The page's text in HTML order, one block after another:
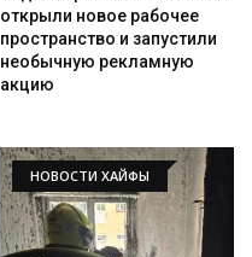
открыли новое рабочее
пространство и запустили
необычную рекламную
акцию
НОВОСТИ ХАЙФЫ